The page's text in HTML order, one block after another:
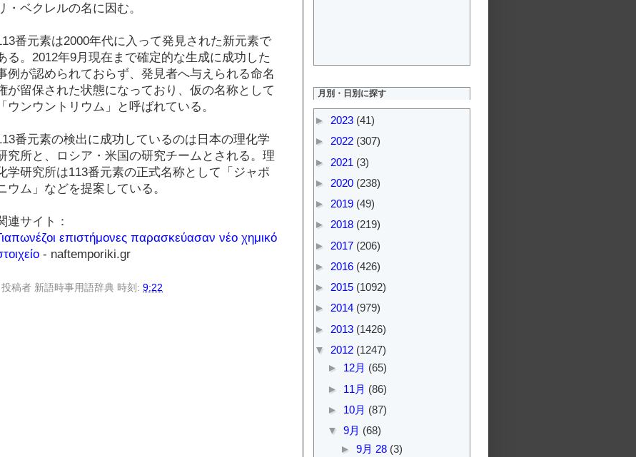
・ベクレルの名に因む。
番元素は2000年代に入って発見された新元素で
る。2012年9月現在まで確定的な生成に成功した
例が認められておらず、発見者へ与えられる命名
が留保された状態になっており、仮の名称として
「ウンウントリウム」と呼ばれている。
番元素の検出に成功しているのは日本の理化学
究所と、ロシア・米国の研究チームとされる。理
学研究所は113番元素の正式名称として「ジャポ
ウム」などを提案している。
連サイト：
επιστήμονες παρασκεύασαν νέο χημικό
- naftemporiki.gr
投稿者 新語時事用語辞典 時刻: 9:22
月別・日別に探す
► 2023 (41)
► 2022 (307)
► 2021 (3)
► 2020 (238)
► 2019 (49)
► 2018 (219)
► 2017 (206)
► 2016 (426)
► 2015 (1092)
► 2014 (979)
► 2013 (1426)
▼ 2012 (1247)
► 12月 (65)
► 11月 (86)
► 10月 (87)
▼ 9月 (68)
► 9月 28 (3)